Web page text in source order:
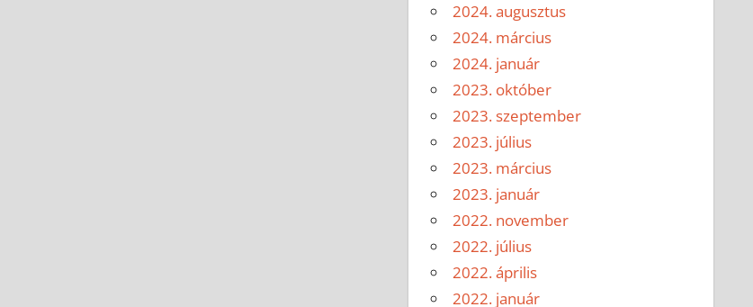
2024. augusztus
2024. március
2024. január
2023. október
2023. szeptember
2023. július
2023. március
2023. január
2022. november
2022. július
2022. április
2022. január